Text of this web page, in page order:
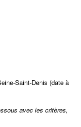
Saint-Denis (date à
avec les critères,